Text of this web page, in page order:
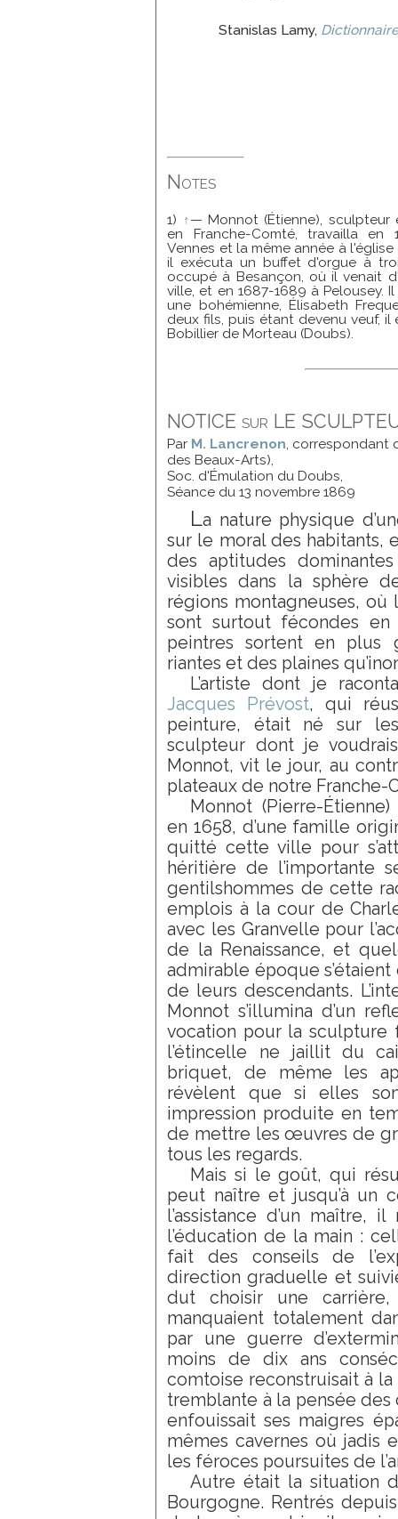
Stanislas Lamy,
Notes
1) ↑— Monnot (Étienne), sculpteur
en Franche-Comté, travailla en
Vennes et la même année à
il exécuta un buffet d'orgue à
occupé à Besançon, où il venait
ville, et en 1687-1689 à Pelousey.
une bohémienne, Élisabeth
deux fils, puis étant devenu veuf, il
Bobillier de Morteau (Doubs).
NOTICE sur LE
Par M. Lancrenon , correspondant
des Beaux-Arts),
Soc. d'Émulation du Doubs,
Séance du 13 novembre 1869
La nature physique
sur le moral des habitants,
des aptitudes
visibles dans la sphère
régions montagneuses,
sont surtout fécondes
peintres sortent en plus
riantes et des plaines
L’artiste dont je
Jacques Prévost, qui
peinture, était né sur
sculpteur dont je
Monnot, vit le jour, au
plateaux de notre Franche-
Monnot (Pierre-
en 1658, d’une famille
quitté cette ville pour
héritière de l’importante
gentilshommes de cette
emplois à la cour de
avec les Granvelle pour
de la Renaissance, et
admirable époque
de leurs descendants.
Monnot s’illumina d’un
vocation pour la
l’étincelle ne jaillit du
briquet, de même les
révèlent que si elles
impression produite en
de mettre les œuvres de
tous les regards.
Mais si le goût, qui
peut naître et jusqu’à un
l’assistance d’un maître,
l’éducation de la main :
fait des conseils de
direction graduelle et
dut choisir une carrière,
manquaient totalement
par une guerre
moins de dix ans
comtoise reconstruisait à
tremblante à la pensée des
enfouissait ses maigres
mêmes cavernes où jadis
les féroces poursuites de
Autre était la situation
Bourgogne. Rentrés